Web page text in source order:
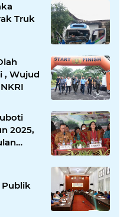
Truk
, Wujud
2025,
Publik